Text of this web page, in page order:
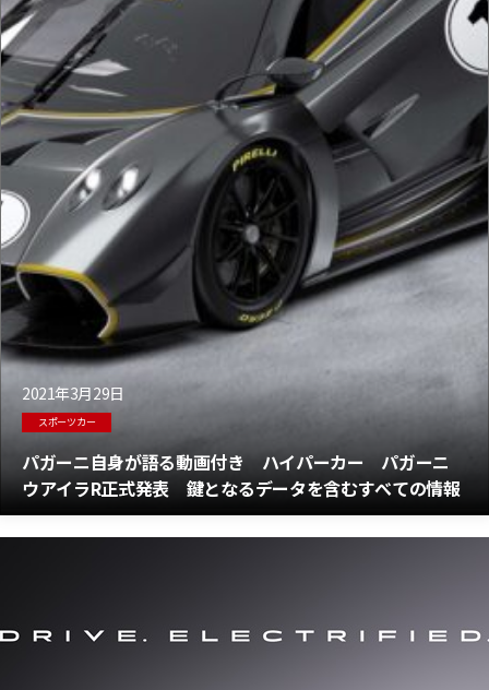
2021年3月29日
スポーツカー
パガーニ自身が語る動画付き ハイパーカー パガーニ
ウアイラR正式発表 鍵となるデータを含むすべての情報